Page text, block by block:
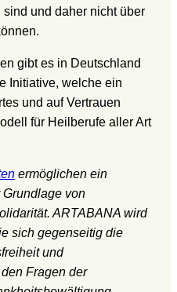
und daher nicht über
gibt es in Deutschland
Initiative, welche ein
und auf Vertrauen
für Heilberufe aller Art
ermöglichen ein
von
ARTABANA wird
sich gegenseitig die
und
Fragen der